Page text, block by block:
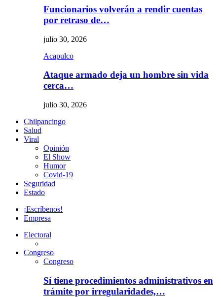
Funcionarios volverán a rendir cuentas
por retraso de…
julio 30, 2026
Acapulco
Ataque armado deja un hombre sin vida
cerca…
julio 30, 2026
Chilpancingo
Salud
Viral
Opinión
El Show
Humor
Covid-19
Seguridad
Estado
¡Escríbenos!
Empresa
Electoral
Congreso
Congreso
Sí tiene procedimientos administrativos en
trámite por irregularidades,…